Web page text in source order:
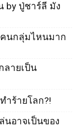
by ปู่ชาร์ลี มัง
คนกลุ่มไหนมาก
ลายเป็น
ำร้ายโลก?!
นอาจเป็นของ